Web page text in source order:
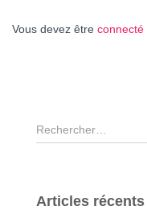
Vous devez être connecté
R
e
e
Articles récents